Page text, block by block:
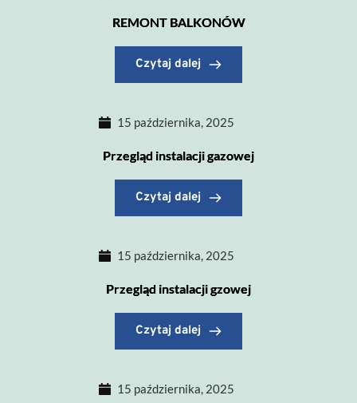
REMONT BALKONÓW
Czytaj dalej
15 października, 2025
Przegląd instalacji gazowej
Czytaj dalej
15 października, 2025
Przegląd instalacji gzowej
Czytaj dalej
15 października, 2025